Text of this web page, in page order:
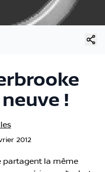
!
2012
partagent la même